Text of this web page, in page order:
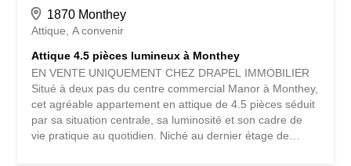
1870 Monthey
Attique A convenir
Attique 4.5 pièces lumineux à Monthey
EN VENTE UNIQUEMENT CHEZ DRAPEL IMMOBILIER
Situé à deux pas du centre commercial Manor à Monthey,
cet agréable appartement en attique de 4.5 pièces séduit
par sa situation centrale, sa luminosité et son cadre de
vie pratique au quotidien. Niché au dernier étage de